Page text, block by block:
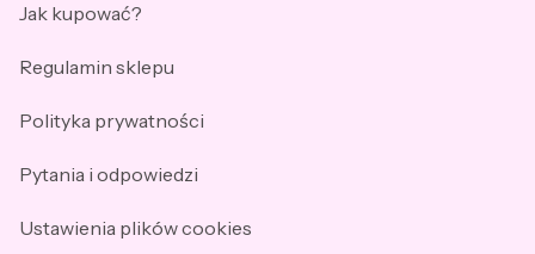
Jak kupować?
Regulamin sklepu
Polityka prywatności
Pytania i odpowiedzi
Ustawienia plików cookies